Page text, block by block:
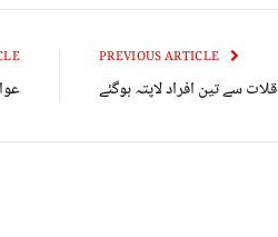
قلات سے تین افراد لاپتہ ہوگئے